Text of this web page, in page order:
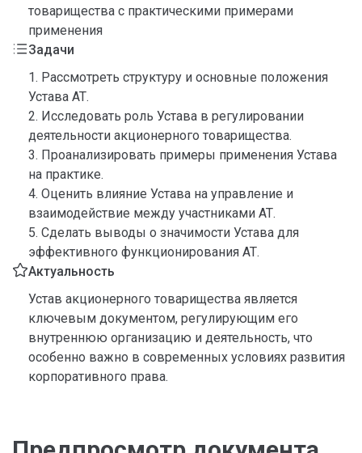
товарищества с практическими примерами
применения
Задачи
1. Рассмотреть структуру и основные положения
Устава АТ.
2. Исследовать роль Устава в регулировании
деятельности акционерного товарищества.
3. Проанализировать примеры применения Устава
на практике.
4. Оценить влияние Устава на управление и
взаимодействие между участниками АТ.
5. Сделать выводы о значимости Устава для
эффективного функционирования АТ.
Актуальность
Устав акционерного товарищества является
ключевым документом, регулирующим его
внутреннюю организацию и деятельность, что
особенно важно в современных условиях развития
корпоративного права.